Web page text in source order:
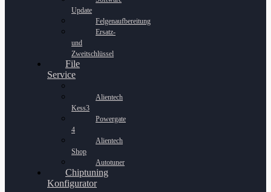
Update
Felgenaufbereitung
Ersatz-
und
Zweitschlüssel
File
Service
Alientech
Kess3
Powergate
4
Alientech
Shop
Autotuner
Chiptuning
Konfigurator